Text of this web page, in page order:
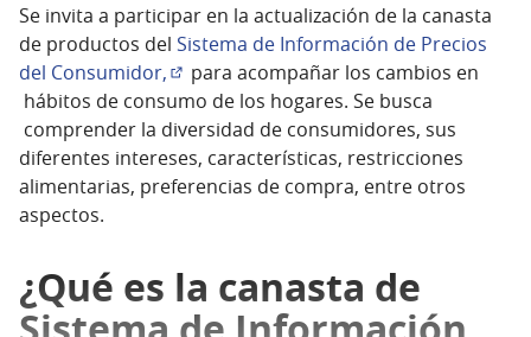
Se invita a participar en la actualización de la canasta
de productos del Sistema de Información de Precios
del Consumidor,
(Abrir en una pestaña nueva)
para acompañar los cambios en
hábitos de consumo de los hogares. Se busca
comprender la diversidad de consumidores, sus
diferentes intereses, características, restricciones
alimentarias, preferencias de compra, entre otros
aspectos.
¿Qué es la canasta de